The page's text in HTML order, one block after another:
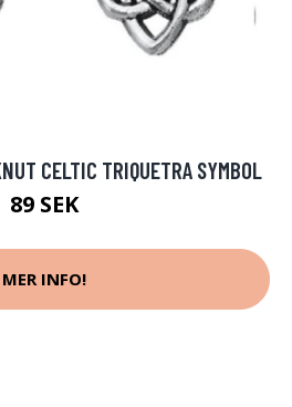
CELTIC TRIQUETRA SYMBOL
89 SEK
MER INFO!